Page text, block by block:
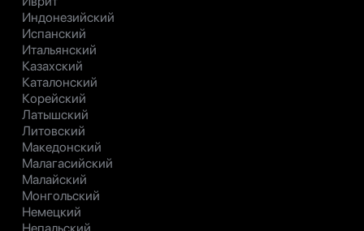
Индонезийский
Испанский
Итальянский
Казахский
Каталонский
Корейский
Латышский
Литовский
Македонский
Малагасийский
Малайский
Монгольский
Немецкий